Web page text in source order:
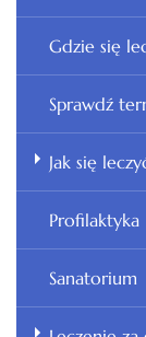
Gdzie się
Sprawdź
Jak się
Profilaktyka
Sanatorium